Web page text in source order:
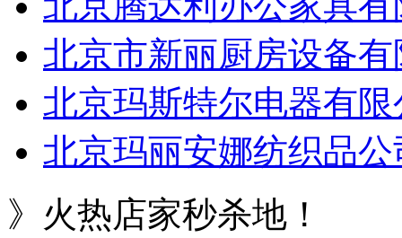
北京市新丽厨房设备有
北京玛斯特尔电器有限
北京玛丽安娜纺织品公
》火热店家秒杀地！